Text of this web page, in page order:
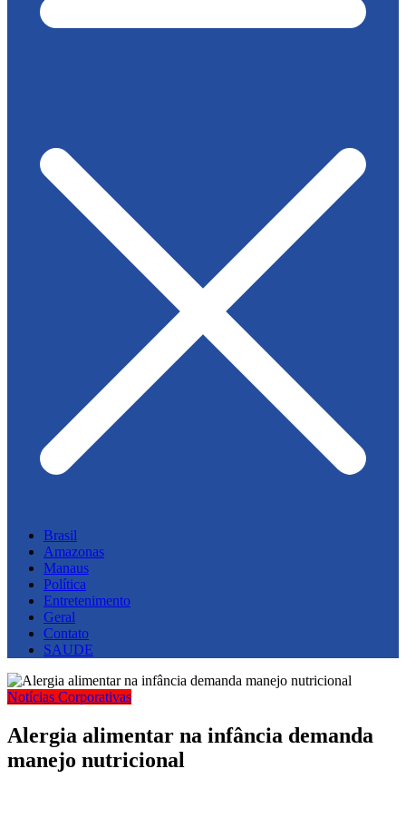
Brasil
Amazonas
Manaus
Política
Entretenimento
Geral
Contato
SAUDE
Notícias Corporativas
Alergia alimentar na infância demanda
manejo nutricional